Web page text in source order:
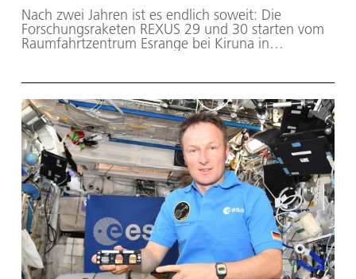
Nach zwei Jahren ist es endlich soweit: Die
Forschungsraketen REXUS 29 und 30 starten vom
Raumfahrtzentrum Esrange bei Kiruna in
mitspielen. Mit an Bord sind insgesamt neun
Experimente von Universitätsteams aus
Deutschland, Schweden, Rumänien und
Norwegen.